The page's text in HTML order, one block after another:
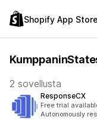
Shopify App Store
2 sovellusta
ResponseCX
Free trial
Autonomously